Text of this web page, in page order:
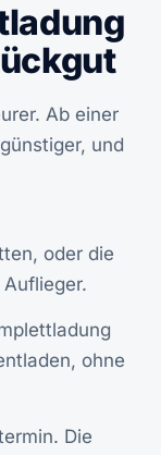
Ab einer
und
oder die
ohne
Die